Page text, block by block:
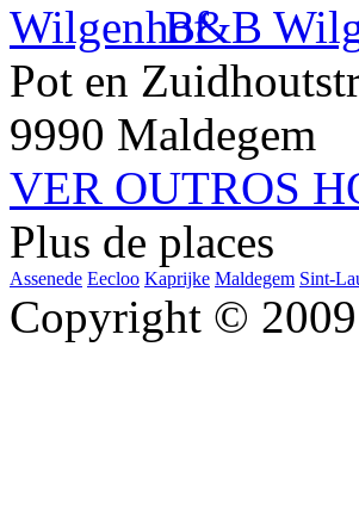
B&B
Pot en
9990 Maldegem
VER OUTROS
Plus de places
Assenede Eecloo Kaprijke Maldegem Sint-
Copyright © 2009